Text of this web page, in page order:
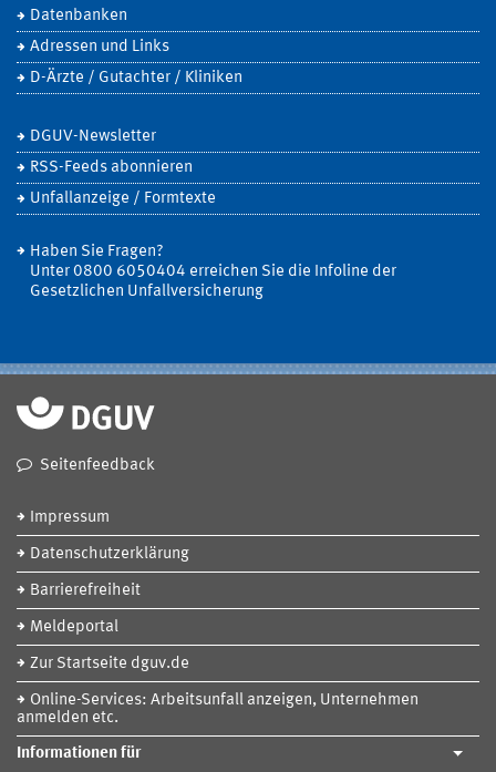
Datenbanken
Adressen und Links
D-Ärzte / Gutachter / Kliniken
DGUV-Newsletter
RSS-Feeds abonnieren
Unfallanzeige / Formtexte
Haben Sie Fragen?
Unter 0800 6050404 erreichen Sie die Infoline der
Gesetzlichen Unfallversicherung
Seitenfeedback
Impressum
Datenschutzerklärung
Barrierefreiheit
Meldeportal
Zur Startseite dguv.de
Online-Services: Arbeitsunfall anzeigen, Unternehmen
anmelden etc.
Informationen für